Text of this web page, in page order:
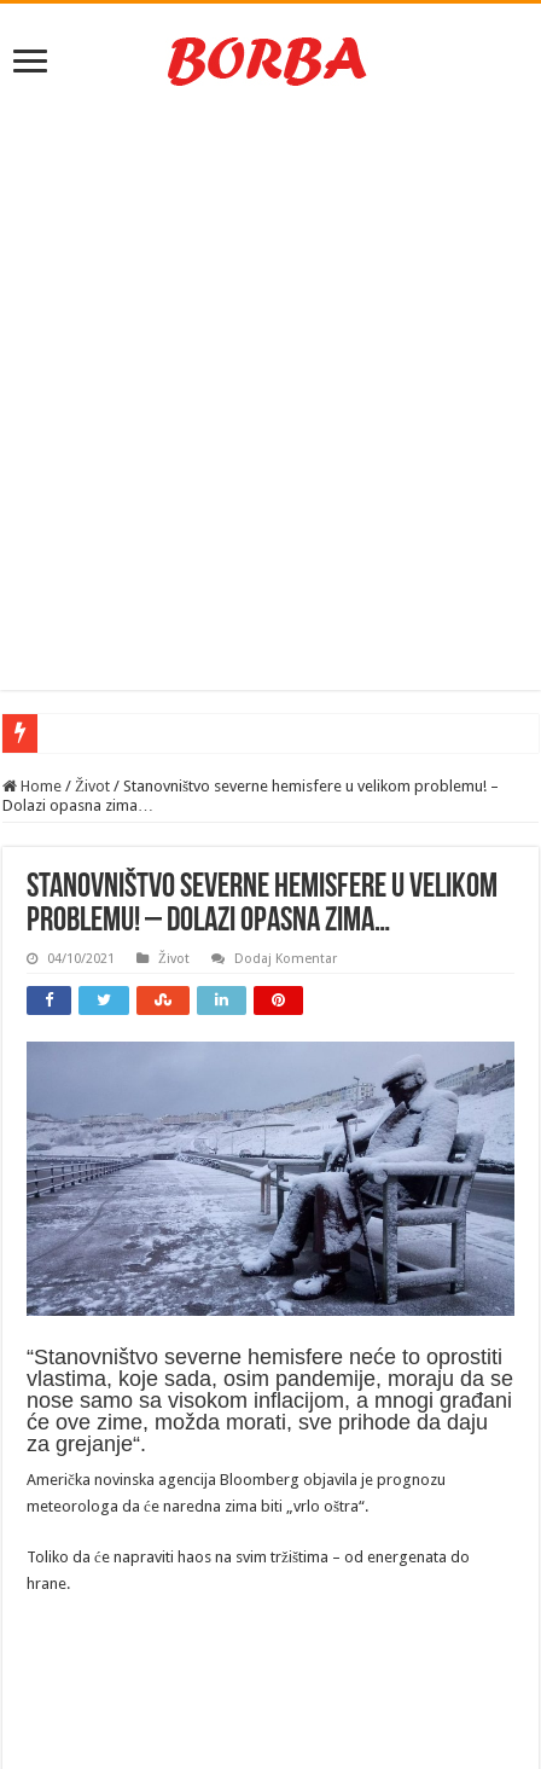
Home / Život / Stanovništvo severne hemisfere u velikom problemu! –
Dolazi opasna zima…
Stanovništvo severne hemisfere u velikom
problemu! – Dolazi opasna zima…
04/10/2021 Život Dodaj Komentar
“Stanovništvo severne hemisfere neće to oprostiti
vlastima, koje sada, osim pandemije, moraju da se
nose samo sa visokom inflacijom, a mnogi građani
će ove zime, možda morati, sve prihode da daju
za grejanje“.
Američka novinska agencija Bloomberg objavila je prognozu
meteorologa da će naredna zima biti „vrlo oštra“.
Toliko da će napraviti haos na svim tržištima – od energenata do
hrane.